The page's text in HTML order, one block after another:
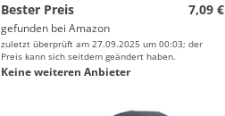
Bester Preis
7,09 €
gefunden bei Amazon
zuletzt überprüft am 27.09.2025 um 00:03; der
Preis kann sich seitdem geändert haben.
Keine weiteren Anbieter